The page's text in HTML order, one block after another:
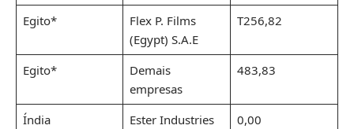
Egito*
Flex P. Films
(Egypt) S.A.E
T256,82
Egito*
Demais
empresas
483,83
Índia
Ester Industries
0,00